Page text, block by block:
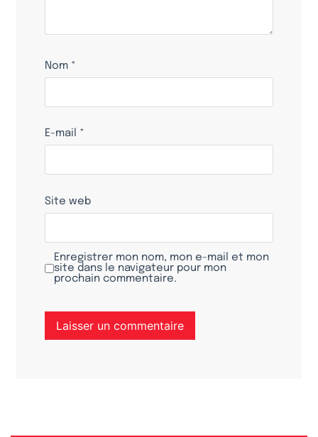
Nom *
E-mail *
Site web
Enregistrer mon nom, mon e-mail et mon
site dans le navigateur pour mon
prochain commentaire.